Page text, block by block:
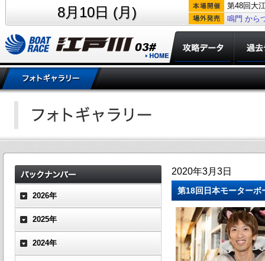
8月10日 (月)
第48回大
鳴門 から
2026年
2025年
2024年
2020年3月3日
第18回日本モーターボ